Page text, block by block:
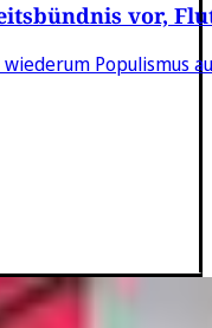
vor,
wiederum